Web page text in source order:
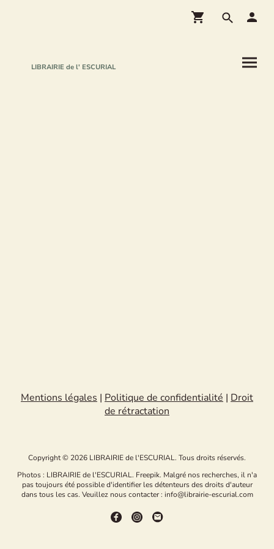
LIBRAIRIE de l' ESCURIAL
Mentions légales | Politique de confidentialité | Droit
de rétractation
Copyright © 2026 LIBRAIRIE de l'ESCURIAL. Tous droits réservés.
Photos : LIBRAIRIE de l'ESCURIAL. Freepik. Malgré nos recherches, il n'a
pas toujours été possible d'identifier les détenteurs des droits d'auteur
dans tous les cas. Veuillez nous contacter : info@librairie-escurial.com